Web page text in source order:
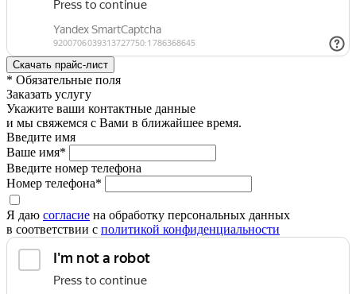
* Обязательные поля
Заказать услугу
Укажите ваши контактные данные
и мы свяжемся с Вами в ближайшее время.
Введите имя
Ваше имя*
Введите номер телефона
Номер телефона*
Я даю согласие на обработку персональных данных
в соответствии с политикой конфиденциальности